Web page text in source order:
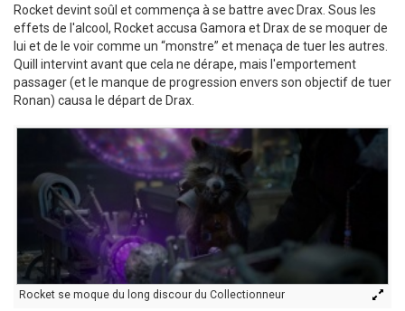
Rocket devint soûl et commença à se battre avec Drax. Sous les
effets de l'alcool, Rocket accusa Gamora et Drax de se moquer de
lui et de le voir comme un “monstre” et menaça de tuer les autres.
Quill intervint avant que cela ne dérape, mais l'emportement
passager (et le manque de progression envers son objectif de tuer
Ronan) causa le départ de Drax.
Rocket se moque du long discour du Collectionneur